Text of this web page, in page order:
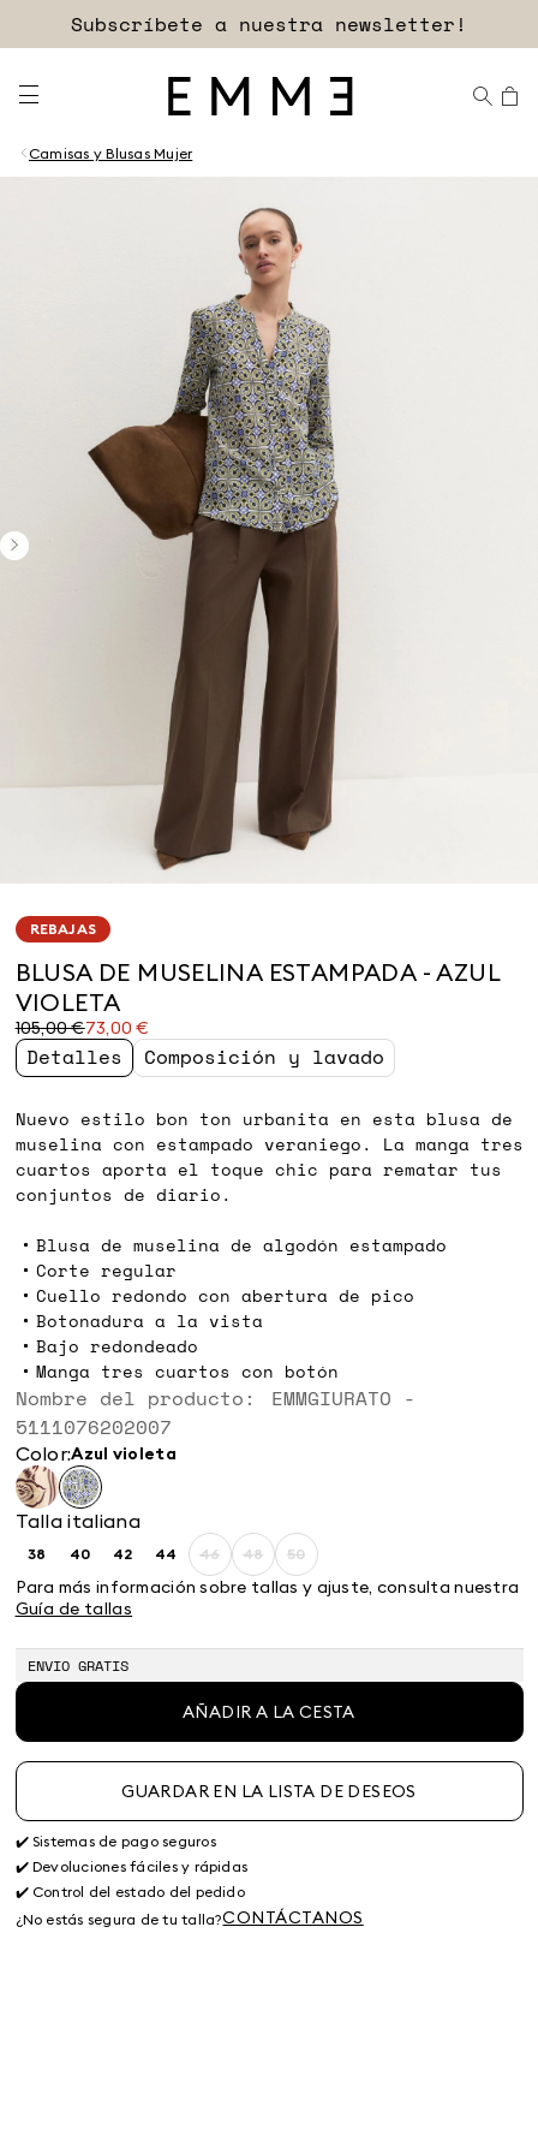
Subscríbete a nuestra newsletter!
Camisas y Blusas Mujer
REBAJAS
BLUSA DE MUSELINA ESTAMPADA - AZUL
VIOLETA
105,00 €73,00 €
Precio
original
105,00
Precio
actual
73,00
Detalles Composición y lavado
Nuevo estilo bon ton urbanita en esta blusa de
muselina con estampado veraniego. La manga tres
cuartos aporta el toque chic para rematar tus
conjuntos de diario.
Blusa de muselina de algodón estampado
Corte regular
Cuello redondo con abertura de pico
Botonadura a la vista
Bajo redondeado
Manga tres cuartos con botón
Nombre del producto: EMMGIURATO -
5111076202007
Color: azul violeta
Talla italiana
38Size: 40Size:
40
42Size:44Size:
44
46Size:
46
48Size:
48
50Size:
50
Para más información sobre tallas y ajuste, consulta nuestra
Guía de tallas
ENVIO GRATIS
AÑADIR A LA CESTA
GUARDAR EN LA LISTA DE DESEOS
✔️ Sistemas de pago seguros
✔️ Devoluciones fáciles y rápidas
✔️ Control del estado del pedido
¿No estás segura de tu talla?CONTÁCTANOS